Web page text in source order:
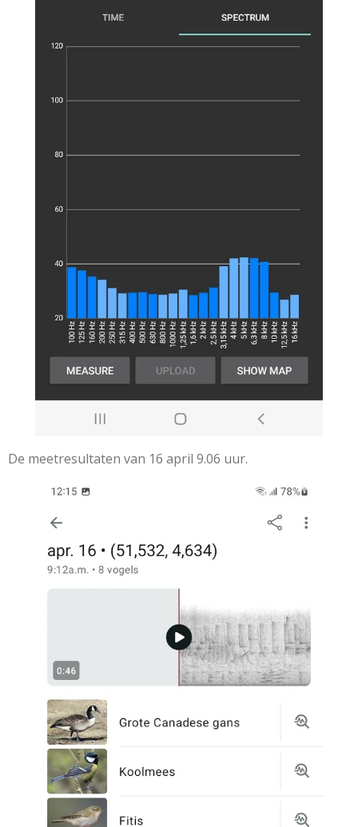
De meetresultaten van 16 april 9.06 uur.